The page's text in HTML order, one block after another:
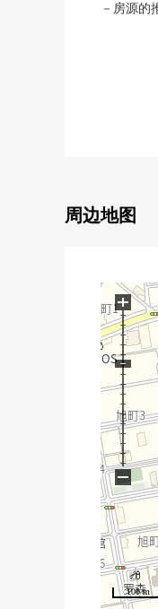
－房源的
0贮藏室有
0有换气
0独立洗
0温水冲洗
0电磁炉
0附带彩
▼翻新内
0厨房、
0配管交
0Cross张
0层瓷砖
0内部对
0室内清洁
周边地图
100 m
+
−